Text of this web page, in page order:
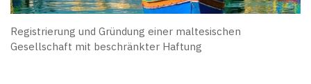
Registrierung und Gründung einer maltesischen
Gesellschaft mit beschränkter Haftung